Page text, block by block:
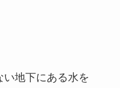
い地下にある水を